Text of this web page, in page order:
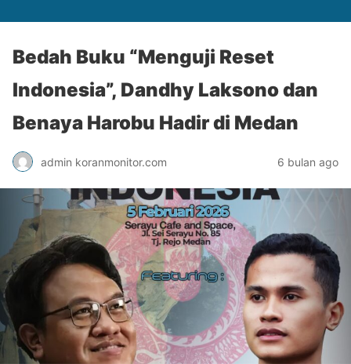
Bedah Buku “Menguji Reset
Indonesia”, Dandhy Laksono dan
Benaya Harobu Hadir di Medan
admin koranmonitor.com 6 bulan ago